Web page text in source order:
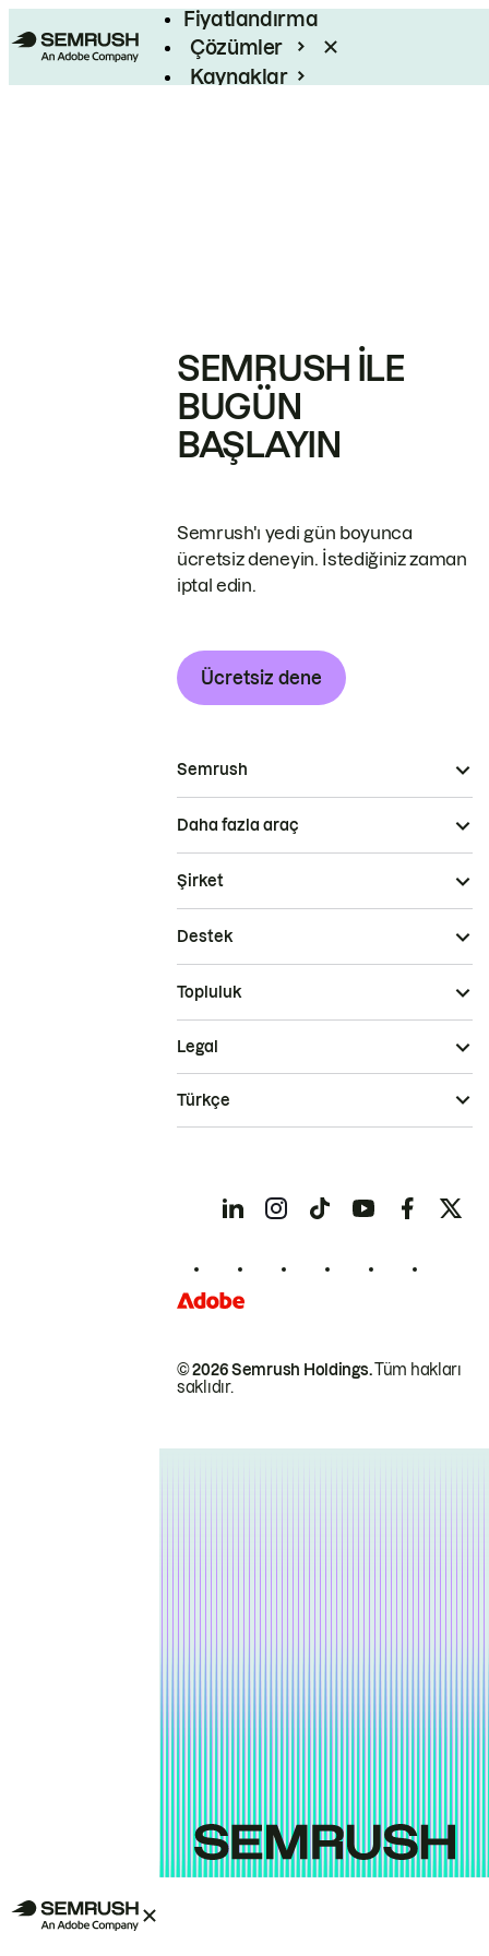
Fiyatlandırma
Çözümler
Kaynaklar
SEMRUSH ILE
BUGÜN
BAŞLAYIN
Semrush'ı yedi gün boyunca
ücretsiz deneyin. İstediğiniz zaman
iptal edin.
Ücretsiz dene
Semrush
Daha fazla araç
Şirket
Destek
Topluluk
© 2026 Semrush Holdings.Tüm hakları
saklıdır.
Legal
Türkçe